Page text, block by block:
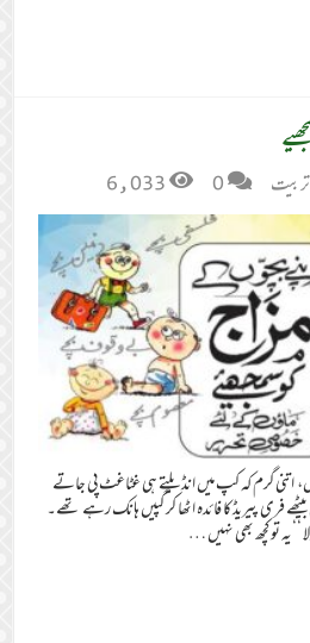
0
6,033
گرم کہ کپ میں انڈیلتے ہی غٹاغٹ پی جاتے
فری پیریڈ کا فائدہ اٹھا کر گپیں ہانک رہے تھے۔
‘‘یہ تو کچھ بھی نہیں …